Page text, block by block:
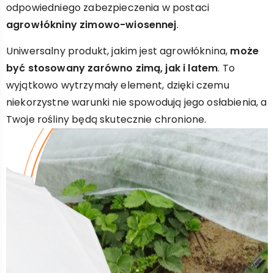
odpowiedniego zabezpieczenia w postaci
agrowłókniny zimowo-wiosennej.
Uniwersalny produkt, jakim jest agrowłóknina, może
być stosowany zarówno zimą, jak i latem. To
wyjątkowo wytrzymały element, dzięki czemu
niekorzystne warunki nie spowodują jego osłabienia, a
Twoje rośliny będą skutecznie chronione.